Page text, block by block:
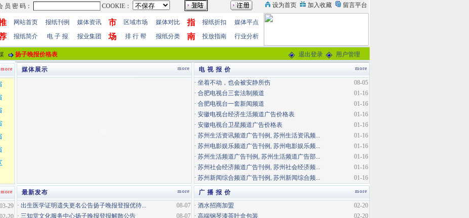
网站首页 报纸刊例 媒体资讯
市
场
区域市场 媒体对比
指
南
报纸折扣
媒体平点
报纸简介
电 子 报 报业集团 排 行 帮 报纸分类 投放指南 行业分析
扬子晚报价格表 退出登录 用户管理
more
媒体展示 more
电 视 报 价
08-05
· 坐着不动，也会被安静所伤
01-16
· 合肥电视台三套法制频道
01-16
· 合肥电视台一套新闻频道
01-16
· 安徽电视台经济生活频道广告价格表
01-16
· 安徽电视台卫星频道广告价格表
01-16
· 苏州生活资讯频道广告刊例, 苏州生活资讯频...
01-16
· 苏州电影娱乐频道广告刊例, 苏州电影娱乐频...
01-16
· 苏州生活频道广告刊例, 苏州生活频道广告部...
01-16
· 苏州社会经济频道广告刊例, 苏州社会经济频...
01-16
· 苏州新闻综合频道广告刊例, 苏州新闻综合频...
more
最新发布 more
广 播 报 价
08-07
· 出生医学证明遗失更名公告扬子晚报登报优待...
08-07
· 三知堂文化服务中心扬子晚报登报解散公告
02-20
· 酒水招商加盟
02-20
· 高端钢琴漆茶叶盒包装
more
more
03-29
02-20